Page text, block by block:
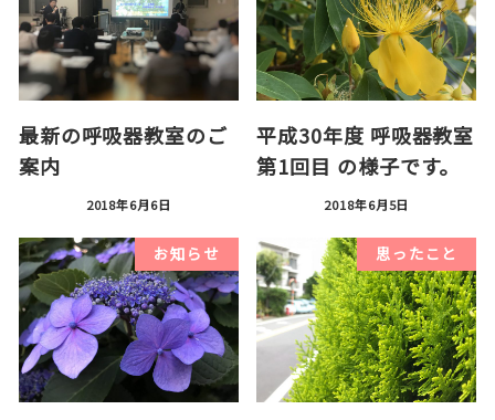
最新の呼吸器教室のご
案内
2018年6月6日
平成30年度 呼吸器教室
第1回目 の様子です。
2018年6月5日
お知らせ 思ったこと